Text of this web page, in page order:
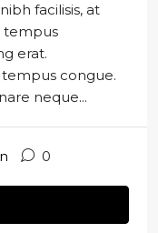
facilisis, at
tempus
erat.
congue.
neque...
0